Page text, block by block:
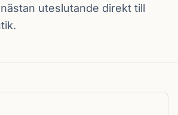
uteslutande direkt till